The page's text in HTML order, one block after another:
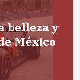
belleza y
México